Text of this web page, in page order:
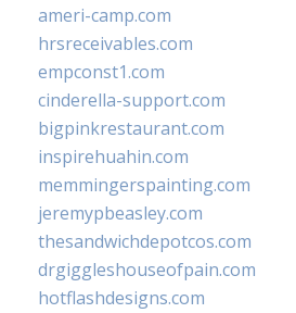
ameri-camp.com
hrsreceivables.com
empconst1.com
cinderella-support.com
bigpinkrestaurant.com
inspirehuahin.com
memmingerspainting.com
jeremypbeasley.com
thesandwichdepotcos.com
drgiggleshouseofpain.com
hotflashdesigns.com